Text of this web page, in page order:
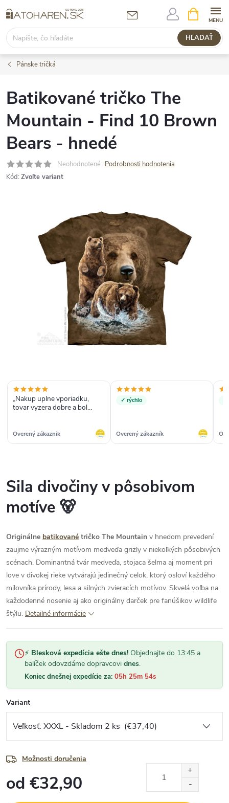
na
obsah
HĽADAŤ
KOŠÍK
Pánske tričká
Batikované tričko The
Mountain - Find 10 Brown
Bears - hnedé
Neohodnotené Podrobnosti hodnotenia
Kód: Zvoľte variant
„Nakup uplne vporiadku,
tovar vyzera dobre a bol
Overený zákazník
✓ rýchlo
Overený zákazník
Sila divočiny v pôsobivom
motíve 🐻
Originálne batikované tričko The Mountain v hnedom prevedení
zaujme výrazným motívom medveďa grizly v niekoľkých pôsobivých
scénach. Dominantná tvár medveďa, stojaca šelma aj moment pri
love v divokej rieke vytvárajú jedinečný celok, ktorý osloví každého
milovníka prírody, lesa a silných zvieracích motívov. Skvelá voľba na
každodenné nosenie aj ako originálny darček pre fanúšikov wildlife
štýlu. Detailné informácie
⚡ Blesková expedícia ešte dnes! Objednajte do 13:45 a
balíček odovzdáme dopravcovi dnes.
Koniec dnešnej expedície za: 05h 25m 53s
Variant
Možnosti doručenia
od €32,90